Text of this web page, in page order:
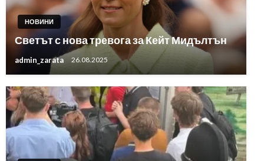
НОВИНИ
Светът с нова тревога за Кейт Мидълтън
admin_zarata 26.08.2025